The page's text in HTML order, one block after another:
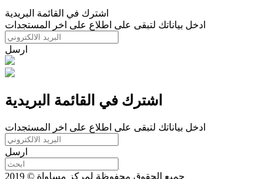
اشترك في القائمة البريدية
ادخل بياناتك لتبقى على اطلاع على اخر المستجدات
ارسل
اشترك في القائمة البريدية
ادخل بياناتك لتبقى على اطلاع على اخر المستجدات
ارسل
جميع الحقوق محفوظة لمركز مساواة © 2019